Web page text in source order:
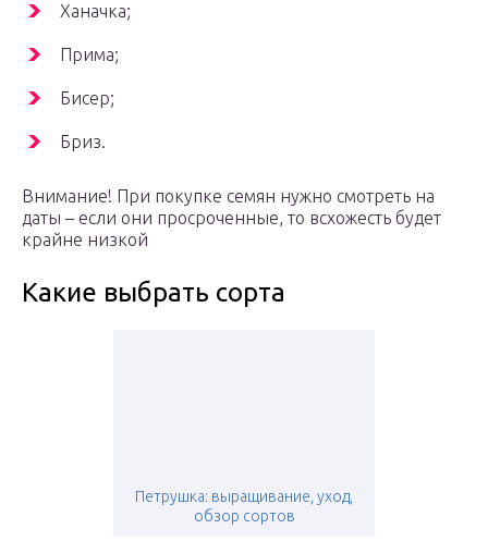
Ханачка;
Прима;
Бисер;
Бриз.
Внимание! При покупке семян нужно смотреть на
даты – если они просроченные, то всхожесть будет
крайне низкой
Какие выбрать сорта
Петрушка: выращивание, уход,
обзор сортов